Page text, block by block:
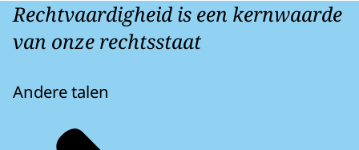
Rechtvaardigheid is een kernwaarde
van onze rechtsstaat
Andere talen